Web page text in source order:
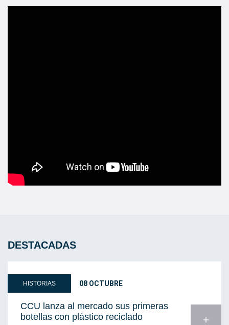
DESTACADAS
HISTORIAS 08 OCTUBRE
CCU lanza al mercado sus primeras
botellas con plástico reciclado
add